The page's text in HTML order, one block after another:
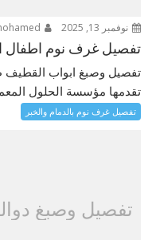
نوفمبر 13, 2025
تفصيل غرف نوم اطفال الدمام
تفصيل وصبغ ابواب
تقدمها مؤسسة الحلول
تفصيل غرف نوم بالدمام والخبر
تفصيل وصبغ دواليب